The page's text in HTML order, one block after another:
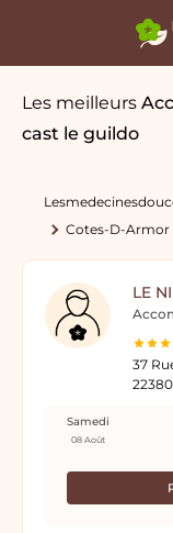
Les meilleurs
cast le guildo
Cotes-D-Armor
LE
37
Samedi
08 Août